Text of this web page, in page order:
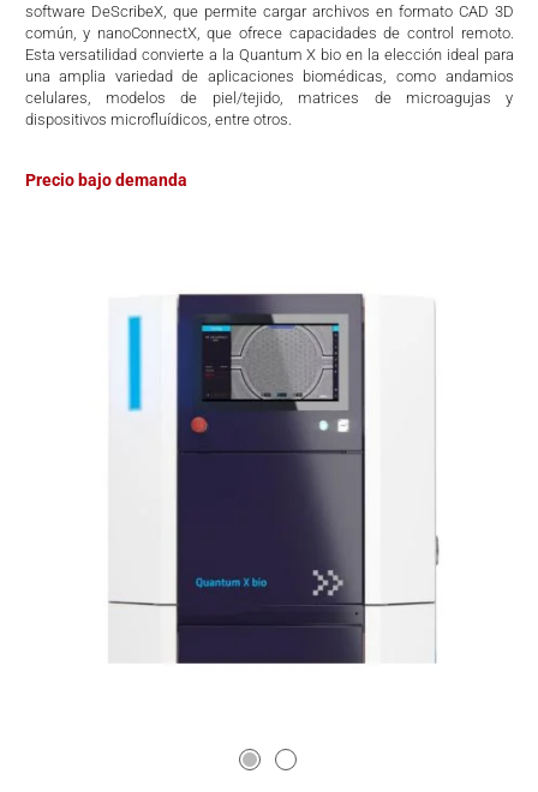
software DeScribeX, que permite cargar archivos en formato CAD 3D
común, y nanoConnectX, que ofrece capacidades de control remoto.
Esta versatilidad convierte a la Quantum X bio en la elección ideal para
una amplia variedad de aplicaciones biomédicas, como andamios
celulares, modelos de piel/tejido, matrices de microagujas y
dispositivos microfluídicos, entre otros.
Precio bajo demanda